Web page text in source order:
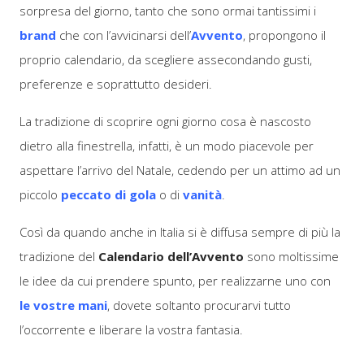
sorpresa del giorno, tanto che sono ormai tantissimi i
brand che con l’avvicinarsi dell’Avvento, propongono il
proprio calendario, da scegliere assecondando gusti,
preferenze e soprattutto desideri.
La tradizione di scoprire ogni giorno cosa è nascosto
dietro alla finestrella, infatti, è un modo piacevole per
aspettare l’arrivo del Natale, cedendo per un attimo ad un
piccolo peccato di gola o divanità.
Così da quando anche in Italia si è diffusa sempre di più la
tradizione del Calendario dell’Avvento sono moltissime
le idee da cui prendere spunto, per realizzarne uno con
le vostre mani, dovete soltanto procurarvi tutto
l’occorrente e liberare la vostra fantasia.